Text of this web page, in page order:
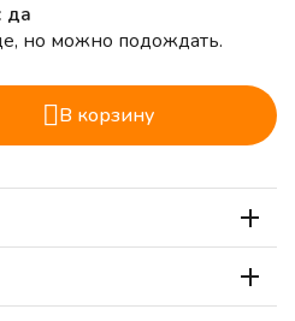
да
но можно подождать.
В корзину